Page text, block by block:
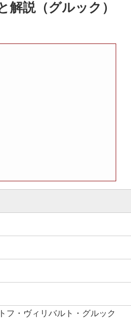
解説（グルック）
フ・ヴィリバルト・グルック